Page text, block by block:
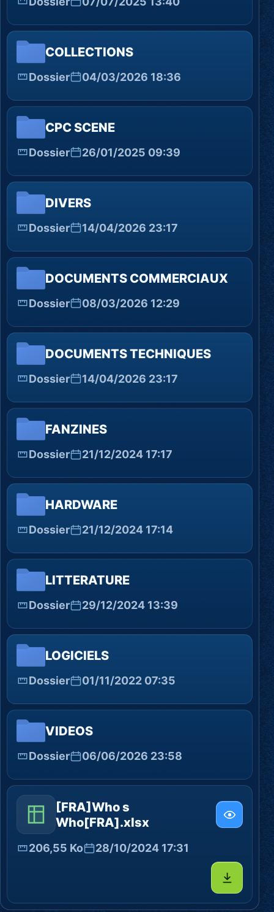
COLLECTIONS
Dossier 04/03/2026 18:36
CPC SCENE
Dossier 26/01/2025 09:39
DIVERS
Dossier 14/04/2026 23:17
DOCUMENTS COMMERCIAUX
Dossier 08/03/2026 12:29
DOCUMENTS TECHNIQUES
Dossier 14/04/2026 23:17
FANZINES
Dossier 21/12/2024 17:17
HARDWARE
Dossier 21/12/2024 17:14
LITTERATURE
Dossier 29/12/2024 13:39
LOGICIELS
Dossier 01/11/2022 07:35
VIDEOS
Dossier 06/06/2026 23:58
[FRA]Who s
Who[FRA].xlsx
206,55 Ko 28/10/2024 17:31